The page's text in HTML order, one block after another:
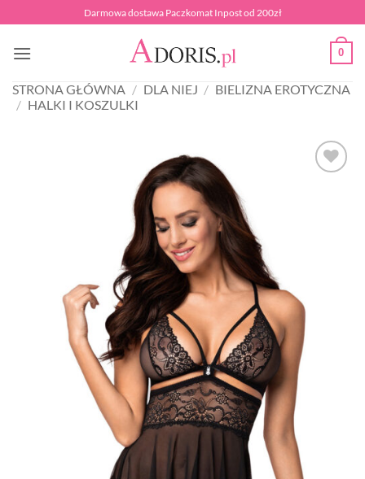
do
zawartości
Darmowa dostawa Paczkomat Inpost od 200zł
0
STRONA GŁÓWNA / DLA NIEJ / BIELIZNA EROTYCZNA
/ HALKI I KOSZULKI